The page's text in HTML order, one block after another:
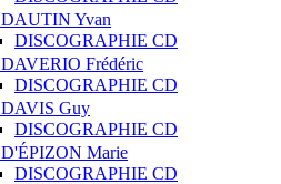
DAUTIN Yvan
DISCOGRAPHIE CD
DAVERIO Frédéric
DISCOGRAPHIE CD
DAVIS Guy
DISCOGRAPHIE CD
D'ÉPIZON Marie
DISCOGRAPHIE CD